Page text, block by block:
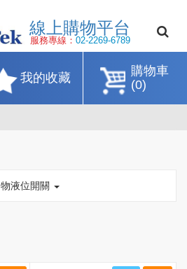
線上購物平
服務專線：02-2269-
購物車
(0)
我的收藏
物液位開關